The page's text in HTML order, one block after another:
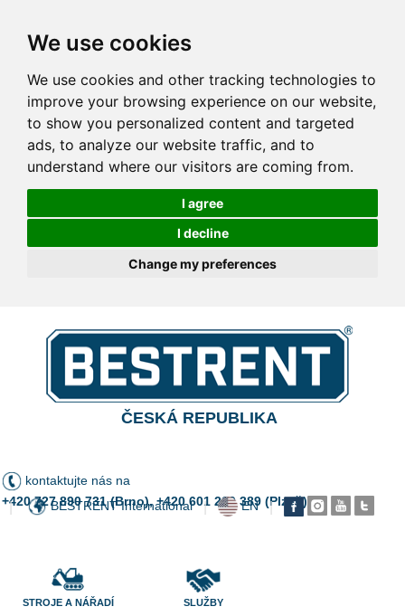
We use cookies
We use cookies and other tracking technologies to
improve your browsing experience on our website,
to show you personalized content and targeted
ads, to analyze our website traffic, and to
understand where our visitors are coming from.
I agree
I decline
Change my preferences
ČESKÁ REPUBLIKA
kontaktujte nás na
+420 727 890 731 (Brno), +420 601 200 389 (Plzeň)
| BESTRENT International | EN |
STROJE A NÁŘADÍ SLUŽBY